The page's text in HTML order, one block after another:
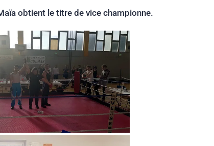
obtient le titre de vice championne.